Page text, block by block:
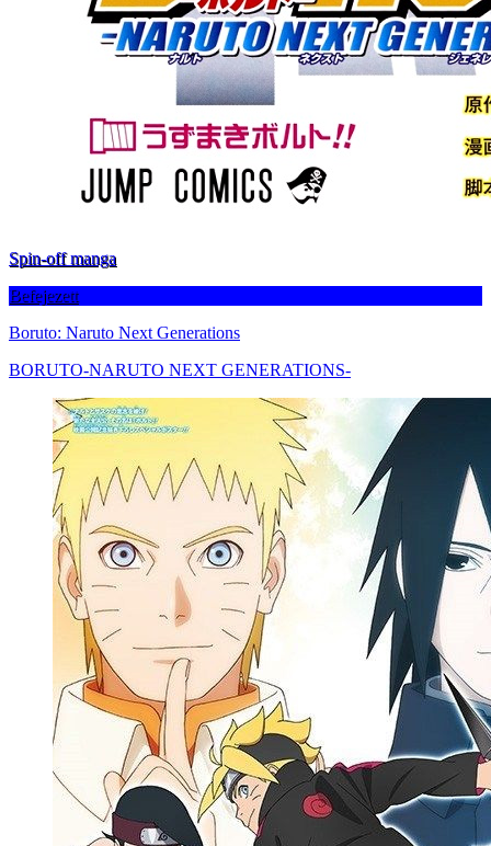
Spin-off manga
Befejezett
Boruto: Naruto Next Generations
BORUTO-NARUTO NEXT GENERATIONS-